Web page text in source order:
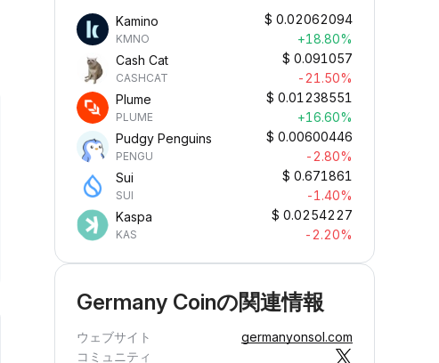
Kamino
KMNO
$ 0.02062094
+18.80%
Cash Cat
CASHCAT
$ 0.091057
-21.50%
Plume
PLUME
$ 0.01238551
+16.60%
Pudgy Penguins
PENGU
$ 0.00600446
-2.80%
Sui
SUI
$ 0.671861
-1.40%
Kaspa
KAS
$ 0.0254227
-2.20%
Germany Coinの関連情報
ウェブサイト
germanyonsol.com
コミュニティ